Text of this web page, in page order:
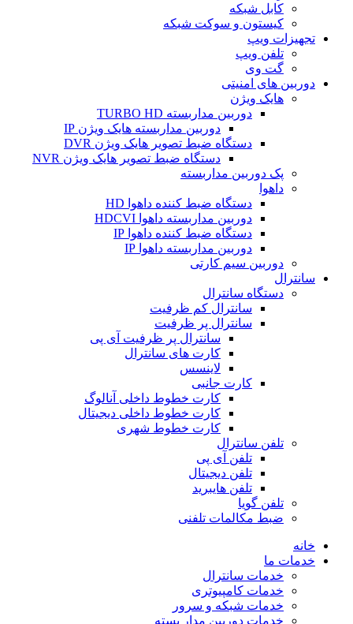
کابل شبکه
کیستون و سوکت شبکه
تجهیزات ویپ
تلفن ویپ
گت وی
دوربین های امنیتی
هایک ویژن
دوربین مداربسته TURBO HD
دوربین مداربسته هایک ویژن IP
دستگاه ضبط تصویر هایک ویژن DVR
دستگاه ضبط تصویر هایک ویژن NVR
پک دوربین مداربسته
داهوا
دستگاه ضبط کننده داهوا HD
دوربین مداربسته داهوا HDCVI
دستگاه ضبط کننده داهوا IP
دوربین مداربسته داهوا IP
دوربین سیم کارتی
سانترال
دستگاه سانترال
سانترال کم ظرفیت
سانترال پر ظرفیت
سانترال پر ظرفیت آی پی
کارت های سانترال
لاینسس
کارت جانبی
کارت خطوط داخلی آنالوگ
کارت خطوط داخلی دیجیتال
کارت خطوط شهری
تلفن سانترال
تلفن آی پی
تلفن دیجیتال
تلفن هایبرید
تلفن گویا
ضبط مکالمات تلفنی
خانه
خدمات ما
خدمات سانترال
خدمات کامپیوتری
خدمات شبکه و سرور
خدمات دوربین مدار بسته